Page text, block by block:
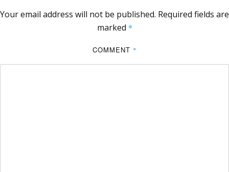
Your email address will not be published. Required fields are
marked *
COMMENT *